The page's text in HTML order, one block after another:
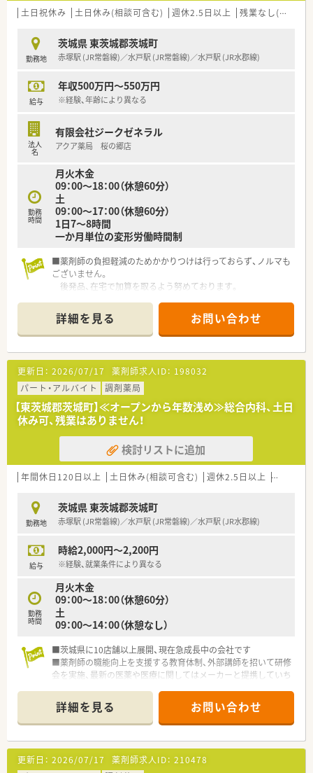
土日祝休み 土日休み(相談可含む) 週休2.5日以上 残業なし(ほぼなし含む)
勤務地
茨城県 東茨城郡茨城町
赤塚駅 (JR常磐線)／水戸駅 (JR常磐線)／水戸駅 (JR水郡線)
給与
年収500万円～550万円
※経験、年齢により異なる
法人
名
有限会社ジークゼネラル
アクア薬局 桜の郷店
勤務
時間
月火木金
09：00～18：00（休憩60分）
土
09：00～17：00（休憩60分）
1日7～8時間
一か月単位の変形労働時間制
■薬剤師の負担軽減のためかかりつけは行っておらず、ノルマも
ございません。
後発品、在宅で加算を取るよう努めております。
ます。
■産育休から戻られる社員も多くいらっしゃいます。復帰後も
ご家庭の状況に併せて
店舗の相談が可能です。
■離職率も低く10年以上勤務している方も多数いらっしゃいま
す
■毎年数名づつ新卒採用も行っており、若手からベテラン層まで
幅広い世代の方が活
躍しています
詳細を見る お問い合わせ
更新日： 2026/07/17 薬剤師求人ID： 198032
パート・アルバイト
調剤薬局
【東茨城郡茨城町】≪オープンから年数浅め≫総合内科、土日
休み可、残業はありません！
検討リストに追加
年間休日120日以上 土日休み(相談可含む) 週休2.5日以上 週32h以
勤務地
茨城県 東茨城郡茨城町
赤塚駅 (JR常磐線)／水戸駅 (JR常磐線)／水戸駅 (JR水郡線)
給与
時給2,000円～2,200円
※経験、就業条件により異なる
勤務
時間
月火木金
09：00～18：00（休憩60分）
土
09：00～14：00（休憩なし）
■茨城県に10店舗以上展開、現在急成長中の会社です
■薬剤師の職能向上を支援する教育体制、外部講師を招いて研修
会を実施、最新の医薬や医療に関してはメーカーと提携していち
や地域薬剤師会主催の研修会などに積極的に人材を派遣してい
ます。
■地域密着型の調剤薬局で内科や小児科、皮膚科、耳鼻科等多く
の処方に携わる機会があり、幅広く知識を得る事が出来ます。地
域密着だから出来る患者さまとの身近で温かい関係を築くこと
ができます
詳細を見る お問い合わせ
更新日： 2026/07/17 薬剤師求人ID： 210478